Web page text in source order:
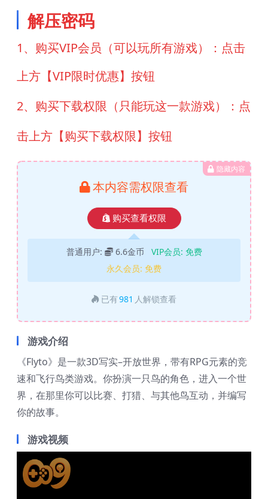
解压密码
1、购买VIP会员（可以玩所有游戏）：点击
上方【VIP限时优惠】按钮
2、购买下载权限（只能玩这一款游戏）：点
击上方【购买下载权限】按钮
隐藏内容
本内容需权限查看
购买查看权限
普通用户: 6.6金币 VIP会员: 免费
永久会员: 免费
已有981 人解锁查看
游戏介绍
《Flyto》是一款3D写实–开放世界，带有RPG元素的竞
速和飞行鸟类游戏。你扮演一只鸟的角色，进入一个世
界，在那里你可以比赛、打猎、与其他鸟互动，并编写
你的故事。
游戏视频